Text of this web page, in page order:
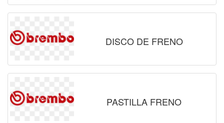
DISCO DE FRENO
PASTILLA FRENO